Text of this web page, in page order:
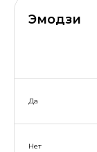
Эмодзи
Да
Нет